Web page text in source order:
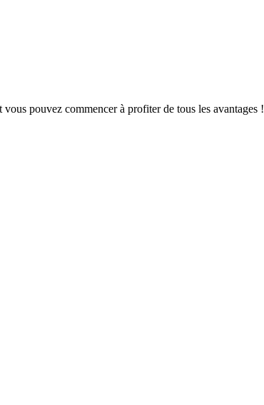
pouvez commencer à profiter de tous les avantages !